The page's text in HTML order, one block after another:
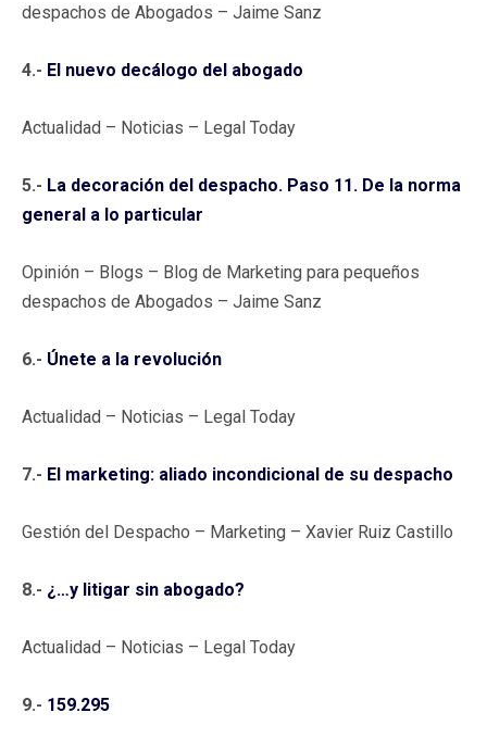
despachos de Abogados – Jaime Sanz
4.- El nuevo decálogo del abogado
Actualidad – Noticias – Legal Today
5.- La decoración del despacho. Paso 11. De la norma
general a lo particular
Opinión – Blogs – Blog de Marketing para pequeños
despachos de Abogados – Jaime Sanz
6.- Únete a la revolución
Actualidad – Noticias – Legal Today
7.- El marketing: aliado incondicional de su despacho
Gestión del Despacho – Marketing – Xavier Ruiz Castillo
8.- ¿…y litigar sin abogado?
Actualidad – Noticias – Legal Today
9.- 159.295